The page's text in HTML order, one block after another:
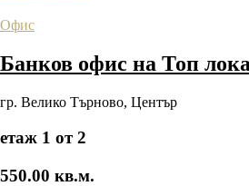
Офис
Банков офис на Топ
гр. Велико Търново, Център
етаж 1 от 2
550.00 кв.м.